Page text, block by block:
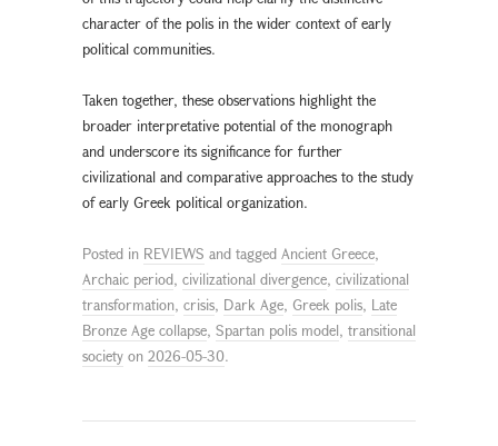
character of the polis in the wider context of early
political communities.
Taken together, these observations highlight the
broader interpretative potential of the monograph
and underscore its significance for further
civilizational and comparative approaches to the study
of early Greek political organization.
Posted in REVIEWS and tagged Ancient Greece,
Archaic period, civilizational divergence, civilizational
transformation, crisis, Dark Age, Greek polis, Late
Bronze Age collapse, Spartan polis model, transitional
society on 2026-05-30.